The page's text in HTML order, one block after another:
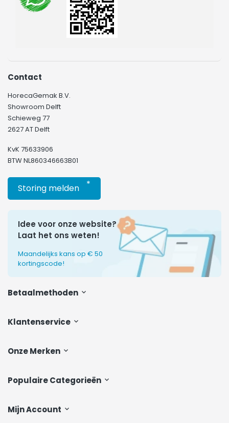
Klantenservice
Onze Merken
Populaire Categorieën
Mijn Account
Contact
HorecaGemak B.V.
Showroom Delft
Schieweg 77
2627 AT Delft
KvK 75633906
BTW NL860346663B01
Storing melden *
Idee voor onze website?
Laat het ons weten!
Maandelijks kans op € 50
kortingscode!
Betaalmethoden